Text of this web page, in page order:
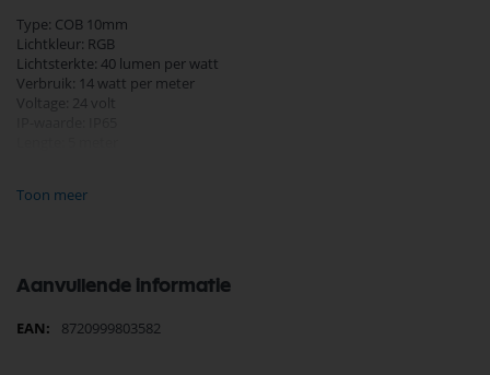
Type: COB 10mm
Lichtkleur: RGB
Lichtsterkte: 40 lumen per watt
Verbruik: 14 watt per meter
Voltage: 24 volt
Toon meer
Aanvullende informatie
Meer
8720999803582